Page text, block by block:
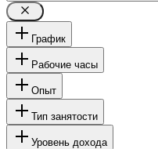
График
Рабочие часы
Опыт
Тип занятости
Уровень дохода